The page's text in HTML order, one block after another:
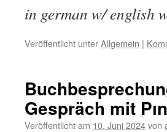
in german w/ english
Veröffentlicht unterAllgemein |
Gespräch mit
Veröffentlicht am 10. Juni 2024von